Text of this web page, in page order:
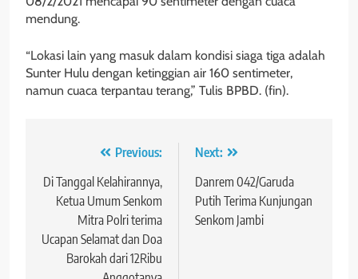
mendung.
“Lokasi lain yang masuk dalam kondisi siaga tiga adalah
Sunter Hulu dengan ketinggian air 160 sentimeter,
namun cuaca terpantau terang,” Tulis BPBD. (fin).
Navigasi
pos
Previous:
Di Tanggal Kelahirannya,
Ketua Umum Senkom
Mitra Polri terima
Ucapan Selamat dan Doa
Barokah dari 12Ribu
Next:
Danrem 042/Garuda
Putih Terima Kunjungan
Senkom Jambi